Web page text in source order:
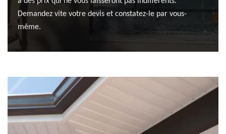
Demandez vite votre devis et constatez-le par vous-
même.